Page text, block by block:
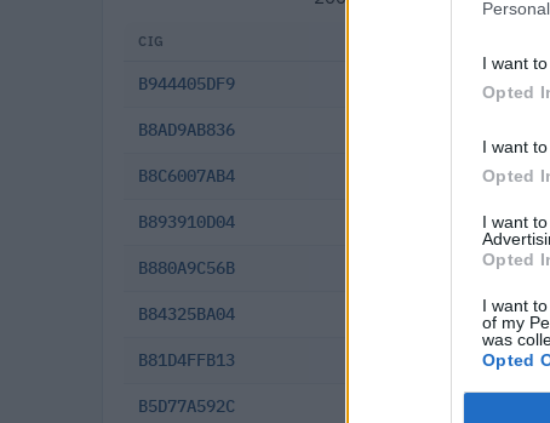
I want
Opted
I want
Opted
I want
Opted
I want
of my
was
Opted
CIG
B944405DF9 2025-11-27
B8AD9AB836
B8C6007AB4 2025-10-23
B893910D04 2025-10-09
B880A9C56B 2025-10-03
B84325BA04 2025-09-16
B81D4FFB13 2025-09-03
B5D77A592C